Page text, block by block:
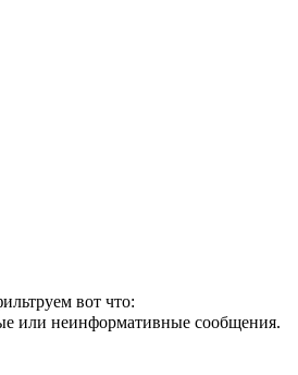
вот что:
или неинформативные сообщения.